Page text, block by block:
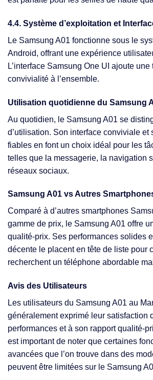
4.4. Système d’exploitation et
Le Samsung A01 fonctionne sous le
Android, offrant une expérience
L’interface Samsung One UI ajoute une
convivialité à l’ensemble.
Utilisation quotidienne du Samsung
Au quotidien, le Samsung A01 se
d’utilisation. Son interface conviviale et
fiables en font un choix idéal pour les
telles que la messagerie, la navigation
réseaux sociaux.
Samsung A01 vs Autres
Comparé à d’autres smartphones
gamme de prix, le Samsung A01 offre
qualité-prix. Ses performances solides
décente le placent en tête de liste pour
recherchent un téléphone abordable
Avis des Utilisateurs
Les utilisateurs du Samsung A01 au
généralement exprimé leur satisfaction
performances et à son rapport qualité-
est important de noter que certaines
avancées que l’on trouve dans des
peuvent être limitées sur le Samsung